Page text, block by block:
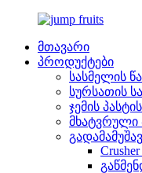
მთავარი
პროდუქტები
სასმელის
სურსათის
ჯემის
მხატვრული